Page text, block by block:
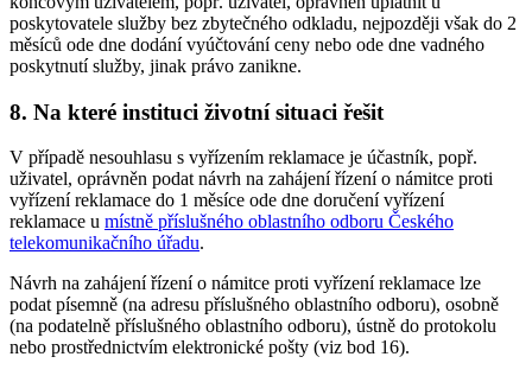
poskytovatele služby bez zbytečného odkladu, nejpozději však do 2
měsíců ode dne dodání vyúčtování ceny nebo ode dne vadného
poskytnutí služby, jinak právo zanikne.
8. Na které instituci životní situaci řešit
V případě nesouhlasu s vyřízením reklamace je účastník, popř.
uživatel, oprávněn podat návrh na zahájení řízení o námitce proti
vyřízení reklamace do 1 měsíce ode dne doručení vyřízení
reklamace u místně příslušného oblastního odboru Českého
telekomunikačního úřadu.
Návrh na zahájení řízení o námitce proti vyřízení reklamace lze
podat písemně (na adresu příslušného oblastního odboru), osobně
(na podatelně příslušného oblastního odboru), ústně do protokolu
nebo prostřednictvím elektronické pošty (viz bod 16).